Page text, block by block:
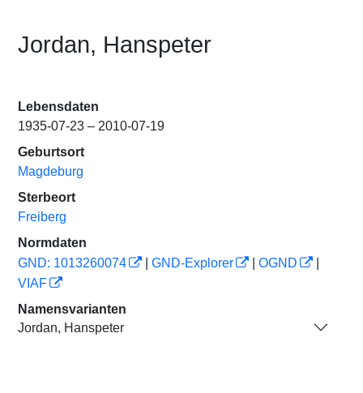
Jordan, Hanspeter
Lebensdaten
1935-07-23 – 2010-07-19
Geburtsort
Magdeburg
Sterbeort
Freiberg
Normdaten
GND: 1013260074
GND-Explorer OGND
VIAF
Namensvarianten
Jordan, Hanspeter